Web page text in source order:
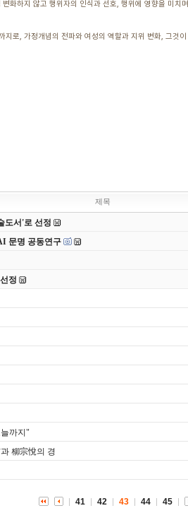
하지 않고 행위자의 인식과 선호, 행위에 영향을 미
, 가정개념의 전파와 여성의 역할과 지위 변화, 그것
제목
도서'로 선정
문명 공동연구
정
까지"
柳宗悅의 경
41 42 43 44 45